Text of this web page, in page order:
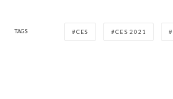
TAGS CES CES 2021